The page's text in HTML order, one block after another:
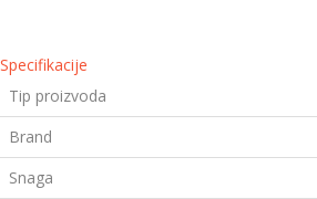
Specifikacije
Tip proizvoda
Brand
Snaga